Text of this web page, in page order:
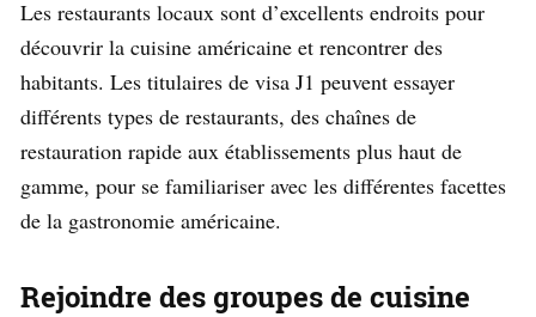
Les restaurants locaux sont d’excellents endroits pour
découvrir la cuisine américaine et rencontrer des
habitants. Les titulaires de visa J1 peuvent essayer
différents types de restaurants, des chaînes de
restauration rapide aux établissements plus haut de
gamme, pour se familiariser avec les différentes facettes
de la gastronomie américaine.
Rejoindre des groupes de cuisine